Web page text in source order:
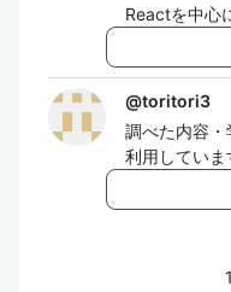
Reactを中心
@toritori3
調べた内容
利用していま
1